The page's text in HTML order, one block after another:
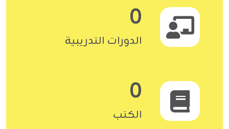
0
الدورات التدريبية
0
الكتب